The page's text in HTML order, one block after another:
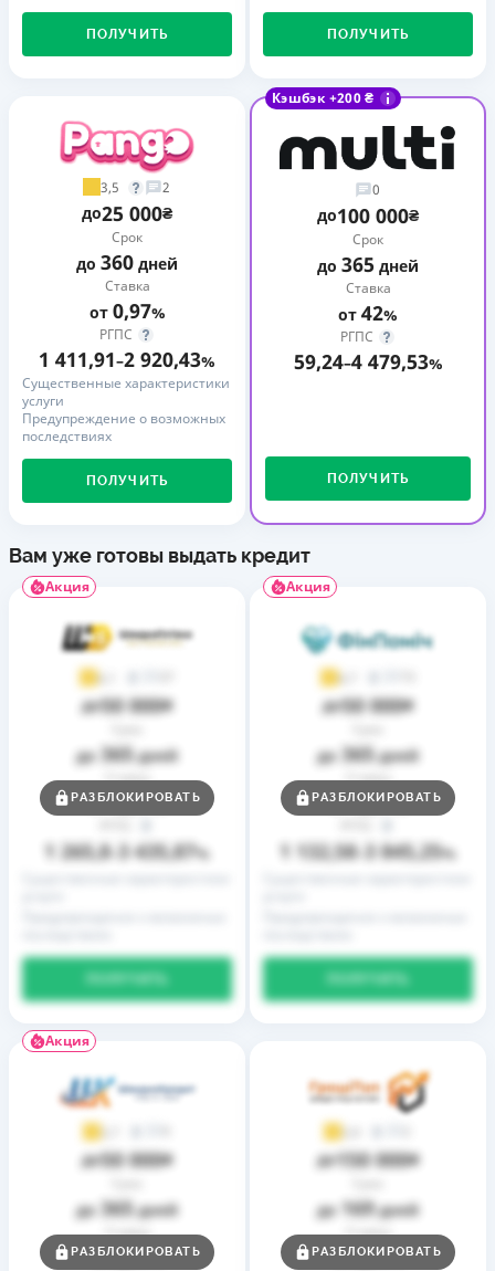
ПОЛУЧИТЬ ПОЛУЧИТЬ
3,5 2
до25 000₴
Срок
до 360 дней
Ставка
от 0,97%
РГПС
1 411,91–2 920,43%
Существенные характеристики
услуги
Предупреждение о возможных
последствиях
ПОЛУЧИТЬ
Кэшбэк +200 ₴
0
до100 000₴
Срок
до 365 дней
Ставка
от 42%
РГПС
59,24–4 479,53%
ПОЛУЧИТЬ
Вам уже готовы выдать кредит
Акция
4,1
до50 000₴
до 365дней
Ставка
от0,01%
1 265,8 3 435,87%
РАЗБЛОКИРОВАТЬ
Акция
4,7
до50 000₴
до 365дней
Ставка
от0,01%
1 132,58 3 845,25%
РАЗБЛОКИРОВАТЬ
Акция
3,7
до50 000₴
до 365дней
Ставка
от0,01%
РАЗБЛОКИРОВАТЬ
3,9
до150 000₴
до 169дней
Ставка
от0,01%
РАЗБЛОКИРОВАТЬ